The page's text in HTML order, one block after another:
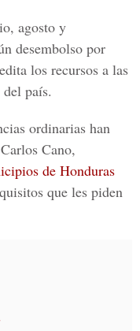
agosto y
desembolso por
los recursos a las
país.
ordinarias han
Cano,
de Honduras
que les piden